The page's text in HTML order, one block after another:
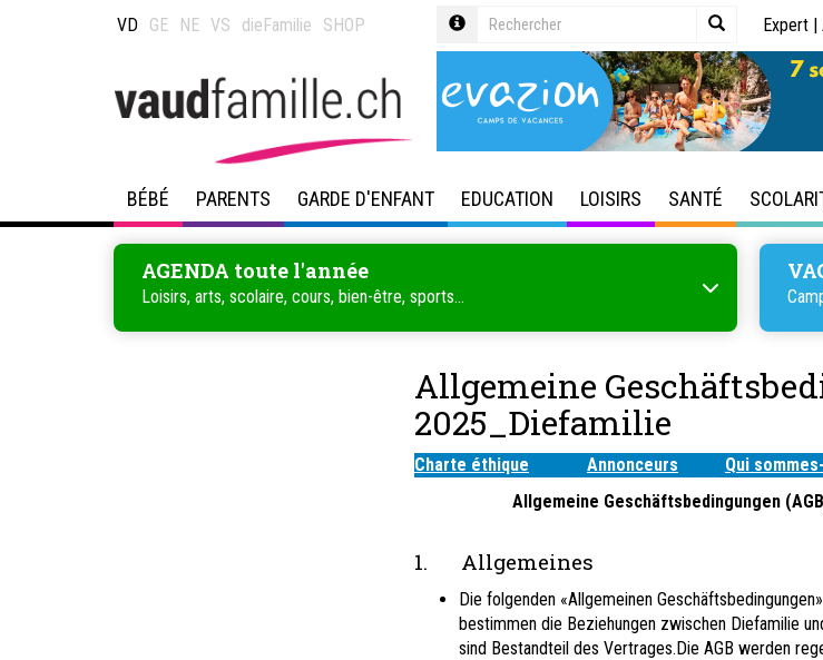
VD GE NE VS dieFamilie SHOP Expert |
BÉBÉ PARENTS GARDE D'ENFANT EDUCATION LOISIRS SANTÉ
AGENDA toute l'année
Loisirs, arts, scolaire, cours, bien-être, sports...
Allgemeine
2025_Diefamilie
Charte éthique Annonceurs Qui
Allgemeine Geschäftsbedingungen
1. Allgemeines
Die folgenden «Allgemeinen
bestimmen die Beziehungen zwischen Diefamilie
sind Bestandteil des Vertrages.Die AGB werden